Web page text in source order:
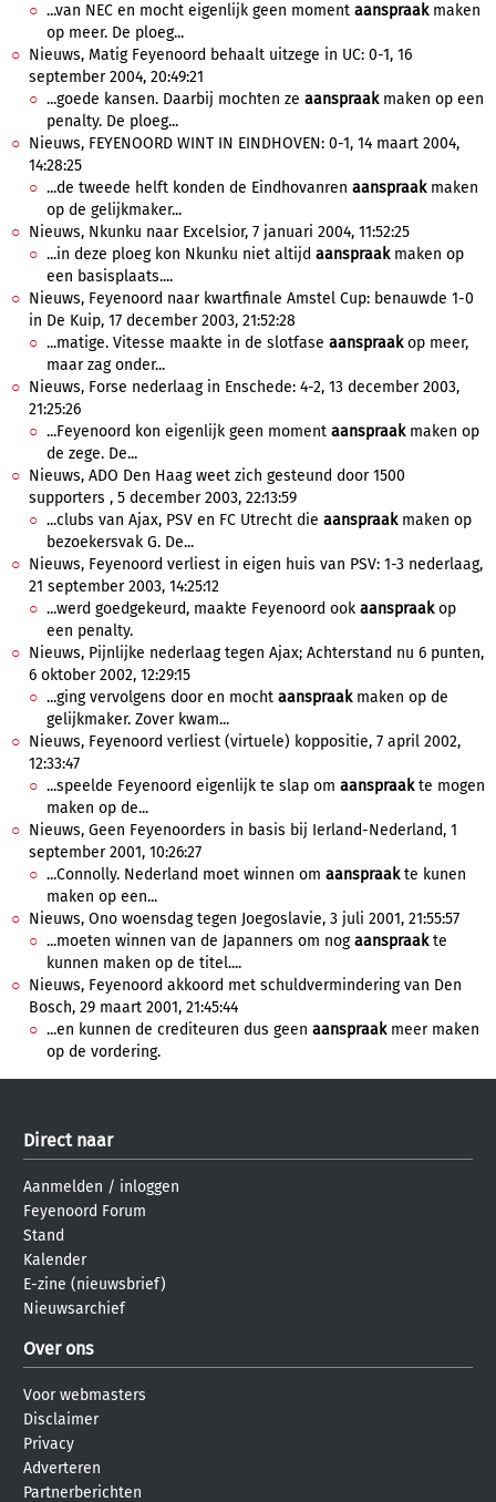
...van NEC en mocht eigenlijk geen moment aanspraakmaken
op meer. De ploeg...
Nieuws, Matig Feyenoord behaalt uitzege in UC: 0-1, 16
september 2004, 20:49:21
...goede kansen. Daarbij mochten ze aanspraakmaken op een
penalty. De ploeg...
Nieuws, FEYENOORD WINT IN EINDHOVEN: 0-1, 14 maart 2004,
14:28:25
...de tweede helft konden de Eindhovanren aanspraakmaken
op de gelijkmaker...
Nieuws, Nkunku naar Excelsior, 7 januari 2004, 11:52:25
...in deze ploeg kon Nkunku niet altijd aanspraakmaken op
een basisplaats....
Nieuws, Feyenoord naar kwartfinale Amstel Cup: benauwde 1-0
in De Kuip, 17 december 2003, 21:52:28
...matige. Vitesse maakte in de slotfase aanspraakop meer,
maar zag onder...
Nieuws, Forse nederlaag in Enschede: 4-2, 13 december 2003,
21:25:26
...Feyenoord kon eigenlijk geen moment aanspraakmaken op
de zege. De...
Nieuws, ADO Den Haag weet zich gesteund door 1500
supporters , 5 december 2003, 22:13:59
...clubs van Ajax, PSV en FC Utrecht die aanspraakmaken op
bezoekersvak G. De...
Nieuws, Feyenoord verliest in eigen huis van PSV: 1-3 nederlaag,
21 september 2003, 14:25:12
...werd goedgekeurd, maakte Feyenoord ook aanspraakop
een penalty.
Nieuws, Pijnlijke nederlaag tegen Ajax; Achterstand nu 6 punten,
6 oktober 2002, 12:29:15
...ging vervolgens door en mocht aanspraakmaken op de
gelijkmaker. Zover kwam...
Nieuws, Feyenoord verliest (virtuele) koppositie, 7 april 2002,
12:33:47
...speelde Feyenoord eigenlijk te slap om aanspraakte mogen
maken op de...
Nieuws, Geen Feyenoorders in basis bij Ierland-Nederland, 1
september 2001, 10:26:27
...Connolly. Nederland moet winnen om aanspraakte kunen
maken op een...
Nieuws, Ono woensdag tegen Joegoslavie, 3 juli 2001, 21:55:57
...moeten winnen van de Japanners om nogaanspraakte
kunnen maken op de titel....
Nieuws, Feyenoord akkoord met schuldvermindering van Den
Bosch, 29 maart 2001, 21:45:44
...en kunnen de crediteuren dus geen aanspraakmeer maken
op de vordering.
Direct naar
Aanmelden / inloggen
Feyenoord Forum
Stand
Kalender
E-zine (nieuwsbrief)
Nieuwsarchief
Over ons
Voor webmasters
Disclaimer
Privacy
Adverteren
Partnerberichten